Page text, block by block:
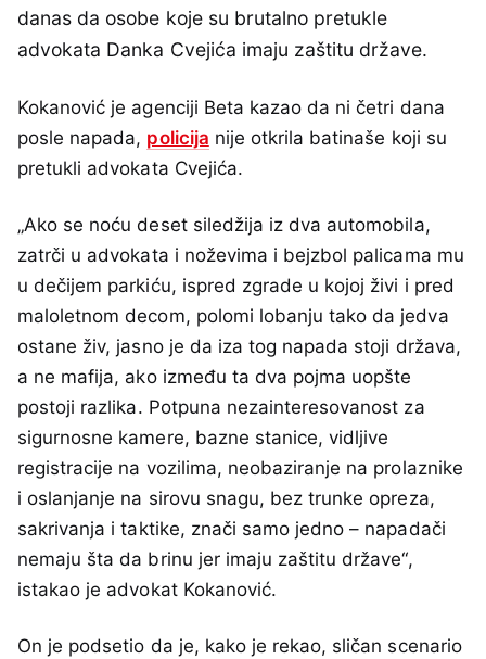
danas da osobe koje su brutalno pretukle
advokata Danka Cvejića imaju zaštitu države.
Kokanović je agenciji Beta kazao da ni četri dana
posle napada, policija nije otkrila batinaše koji su
pretukli advokata Cvejića.
„Ako se noću deset siledžija iz dva automobila,
zatrči u advokata i noževima i bejzbol palicama mu
u dečijem parkiću, ispred zgrade u kojoj živi i pred
maloletnom decom, polomi lobanju tako da jedva
ostane živ, jasno je da iza tog napada stoji država,
a ne mafija, ako između ta dva pojma uopšte
postoji razlika. Potpuna nezainteresovanost za
sigurnosne kamere, bazne stanice, vidljive
registracije na vozilima, neobaziranje na prolaznike
i oslanjanje na sirovu snagu, bez trunke opreza,
sakrivanja i taktike, znači samo jedno – napadači
nemaju šta da brinu jer imaju zaštitu države“,
istakao je advokat Kokanović.
On je podsetio da je, kako je rekao, sličan scenario